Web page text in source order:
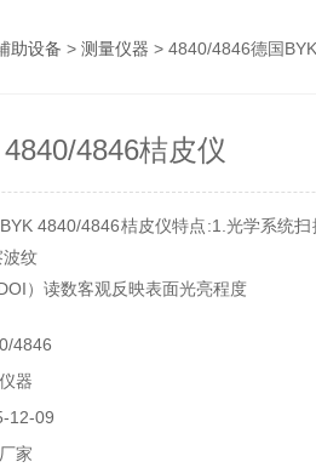
助设备 > 测量仪器 > 4840/4846德国
4846桔皮仪
4840/4846桔皮仪特点:1.光学系统
波纹
）读数客观反映表面光亮程度
，通过统计测量控制以Z少的数据得到代
和金属闪光漆
4846
器
12-09
家